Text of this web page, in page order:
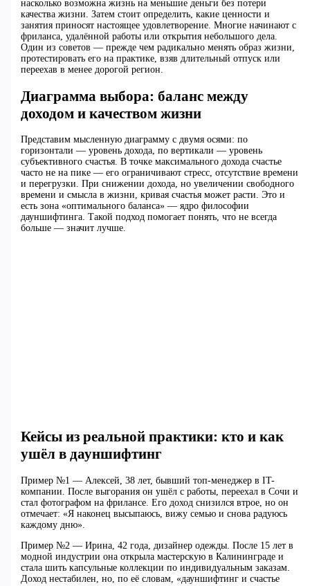
насколько возможна жизнь на меньшие деньги без потери
качества жизни. Затем стоит определить, какие ценности и
занятия приносят настоящее удовлетворение. Многие начинают с
фриланса, удалённой работы или открытия небольшого дела.
Один из советов — прежде чем радикально менять образ жизни,
протестировать его на практике, взяв длительный отпуск или
переехав в менее дорогой регион.
Диаграмма выбора: баланс между
доходом и качеством жизни
Представим мысленную диаграмму с двумя осями: по
горизонтали — уровень дохода, по вертикали — уровень
субъективного счастья. В точке максимального дохода счастье
часто не на пике — его ограничивают стресс, отсутствие времени
и перегрузки. При снижении дохода, но увеличении свободного
времени и смысла в жизни, кривая счастья может расти. Это и
есть зона «оптимального баланса» — ядро философии
дауншифтинга. Такой подход помогает понять, что не всегда
больше — значит лучше.
Кейсы из реальной практики: кто и как
ушёл в дауншифтинг
Пример №1 — Алексей, 38 лет, бывший топ-менеджер в IT-
компании. После выгорания он ушёл с работы, переехал в Сочи и
стал фотографом на фрилансе. Его доход снизился втрое, но он
отмечает: «Я наконец высыпаюсь, вижу семью и снова радуюсь
каждому дню».
Пример №2 — Ирина, 42 года, дизайнер одежды. После 15 лет в
модной индустрии она открыла мастерскую в Калининграде и
стала шить капсульные коллекции по индивидуальным заказам.
Доход нестабилен, но, по её словам, «дауншифтинг и счастье